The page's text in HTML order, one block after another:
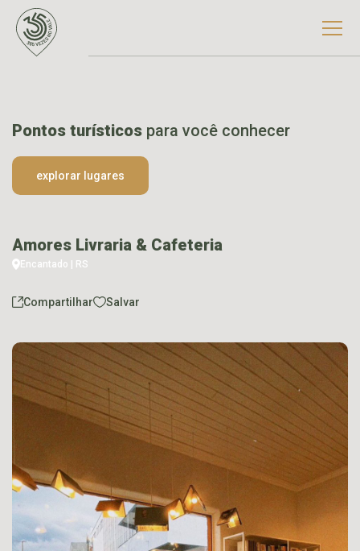
Pontos turísticos para você conhecer
explorar lugares
Amores Livraria & Cafeteria
Encantado | RS
Compartilhar Salvar